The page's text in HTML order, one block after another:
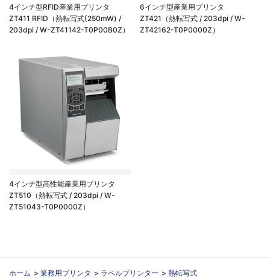
4インチ型RFID産業用プリンタ
ZT411 RFID（熱転写式(250mW) /
203dpi / W-ZT41142-T0P00B0Z）
6インチ型産業用プリンタ
ZT421（熱転写式 / 203dpi / W-
ZT42162-T0P0000Z）
4インチ型高性能産業用プリンタ
ZT510（熱転写式 / 203dpi / W-
ZT51043-T0P0000Z）
ホーム > 業務用プリンタ > ラベルプリンター > 熱転写式